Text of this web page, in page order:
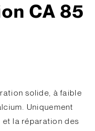
CA 85
solide, à faible
Uniquement
et la réparation des